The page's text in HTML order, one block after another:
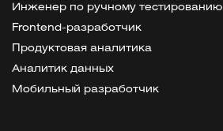
Инженер по ручному тестированию
Frontend-разработчик
Продуктовая аналитика
Аналитик данных
Мобильный разработчик